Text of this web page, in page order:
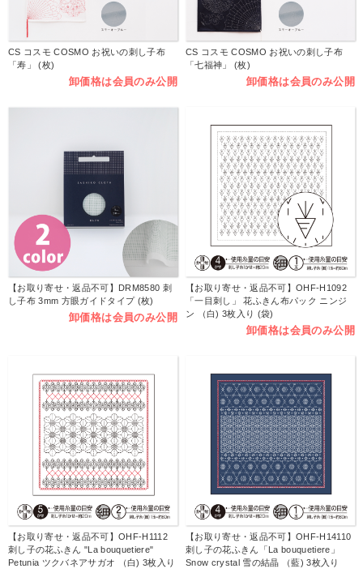
CS コスモ COSMO お祝いの刺し子布
「寿」 (枚)
卸価格は会員のみ公開
CS コスモ COSMO お祝いの刺し子布
「七福神」 (枚)
卸価格は会員のみ公開
【お取り寄せ・返品不可】DRM8580 刺
し子布 3mm 方眼ガイドタイプ (枚)
卸価格は会員のみ公開
【お取り寄せ・返品不可】OHF-H1092
「一目刺し」 花ふきん布パック ニンジ
ン （白) 3枚入り (袋)
卸価格は会員のみ公開
【お取り寄せ・返品不可】OHF-H1112
刺し子の花ふきん "La bouquetiere"
Petunia ツクバネアサガオ （白) 3枚入り
【お取り寄せ・返品不可】OHF-H14110
刺し子の花ふきん「La bouquetiere」
Snow crystal 雪の結晶 （藍) 3枚入り